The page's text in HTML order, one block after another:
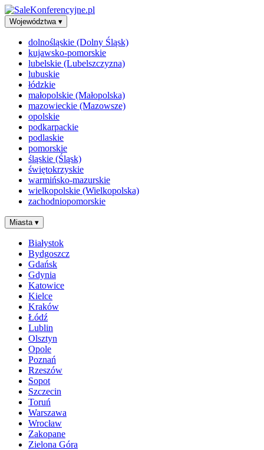
Województwa ▾
dolnośląskie (Dolny Śląsk)
kujawsko-pomorskie
lubelskie (Lubelszczyzna)
lubuskie
łódzkie
małopolskie (Małopolska)
mazowieckie (Mazowsze)
opolskie
podkarpackie
podlaskie
pomorskie
śląskie (Śląsk)
świętokrzyskie
warmińsko-mazurskie
wielkopolskie (Wielkopolska)
zachodniopomorskie
Miasta ▾
Białystok
Bydgoszcz
Gdańsk
Gdynia
Katowice
Kielce
Kraków
Łódź
Lublin
Olsztyn
Opole
Poznań
Rzeszów
Sopot
Szczecin
Toruń
Warszawa
Wrocław
Zakopane
Zielona Góra